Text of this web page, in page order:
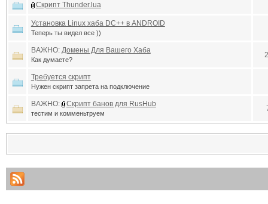
Скрипт Thunder.lua
Установка Linux хаба DC++ в ANDROID
Теперь ты видел все ))
ВАЖНО: Домены Для Вашего Хаба
Как думаете?
Требуется скрипт
Нужен скрипт запрета на подключение
ВАЖНО: Скрипт банов для RusHub
тестим и комменьтруем